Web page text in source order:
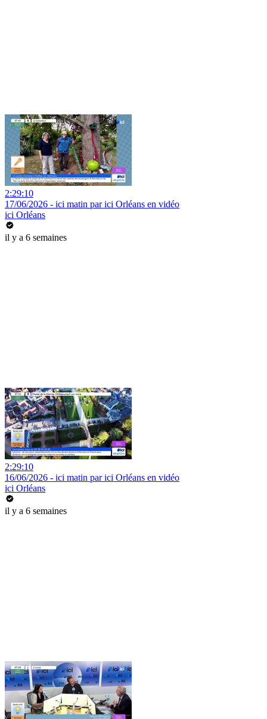
2:29:10
17/06/2026 - ici matin par ici Orléans en vidéo
ici Orléans
il y a 6 semaines
2:29:10
16/06/2026 - ici matin par ici Orléans en vidéo
ici Orléans
il y a 6 semaines